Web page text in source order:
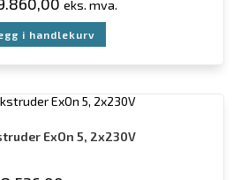
eks. mva.
i handlekurv
ExOn 5, 2x230V